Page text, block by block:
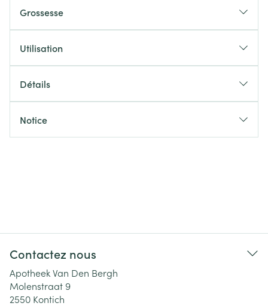
Grossesse
Utilisation
Détails
Notice
Contactez nous
Apotheek Van Den Bergh
Molenstraat 9
2550 Kontich